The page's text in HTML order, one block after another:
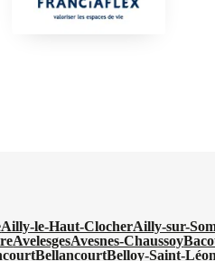
Ailly-le-Haut-ClocherAilly-sur-
AvelesgesAvesnes-Chaussoy
BellancourtBelloy-Saint-